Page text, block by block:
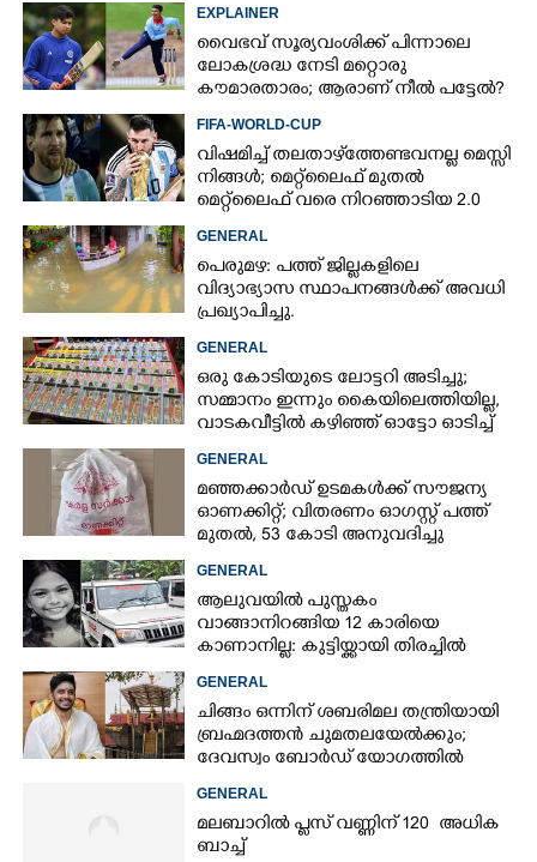
EXPLAINER
വൈഭവ് സൂര്യവംശിക്ക് പിന്നാലെ
ലോകശ്രദ്ധ നേടി മറ്റൊരു
കൗമാരതാരം; ആരാണ് നീൽ പട്ടേൽ?
FIFA-WORLD-CUP
വിഷമിച്ച് തലതാഴ്‌ത്തേണ്ടവനല്ല മെസ്സി
നിങ്ങള്‍; മെറ്റ്‌ലൈഫ് മുതല്‍
മെറ്റ്‌ലൈഫ് വരെ നിറഞ്ഞാടിയ 2.0
GENERAL
പെരുമഴ: പത്ത് ജില്ലകളിലെ
വിദ്യാഭ്യാസ സ്ഥാപനങ്ങൾക്ക് അവധി
പ്രഖ്യാപിച്ചു.
GENERAL
ഒരു കോടിയുടെ ലോട്ടറി അടിച്ചു;
സമ്മാനം ഇന്നും കൈയിലെത്തിയില്ല,
വാടകവീട്ടിൽ കഴിഞ്ഞ് ഓട്ടോ ഓടിച്ച്
73കാരൻ
GENERAL
മഞ്ഞക്കാർഡ് ഉടമകൾക്ക് സൗജന്യ
ഓണക്കിറ്റ്; വിതരണം ഓഗസ്റ്റ് പത്ത്
മുതൽ, 53 കോടി അനുവദിച്ചു
GENERAL
ആലുവയിൽ പുസ്തകം
വാങ്ങാനിറങ്ങിയ 12 കാരിയെ
കാണാനില്ല: കുട്ടിയ്ക്കായി തിരച്ചിൽ
GENERAL
ചിങ്ങം ഒന്നിന് ശബരിമല തന്ത്രിയായി
ബ്രഹ്മദത്തൻ ചുമതലയേൽക്കും;
ദേവസ്വം ബോർഡ് യോഗത്തിൽ
തീരുമാനം
GENERAL
മലബാറിൽ പ്ലസ് വണ്ണിന് 120 അധിക
ബാച്ച്
×
Share this link